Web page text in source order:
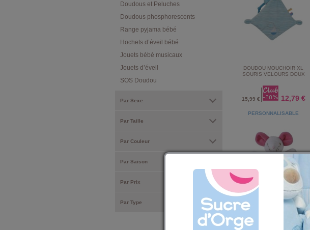
Doudous et Peluches
Doudous phosphorescents
Range pyjama bébé
Hochets d’éveil bébé
Jouets bébé musicaux
Jouets d’éveil
SOS Doudou
Par Sexe
Par Taille
Par Couleur
Par Saison
Par Prix
Par Type
DOUDOU MOUCHOIR XL
SOURIS VELOURS DOUX
15,99 € 12,79 €
CAJOU SOURIS NELLA
PERSONNALISABLE